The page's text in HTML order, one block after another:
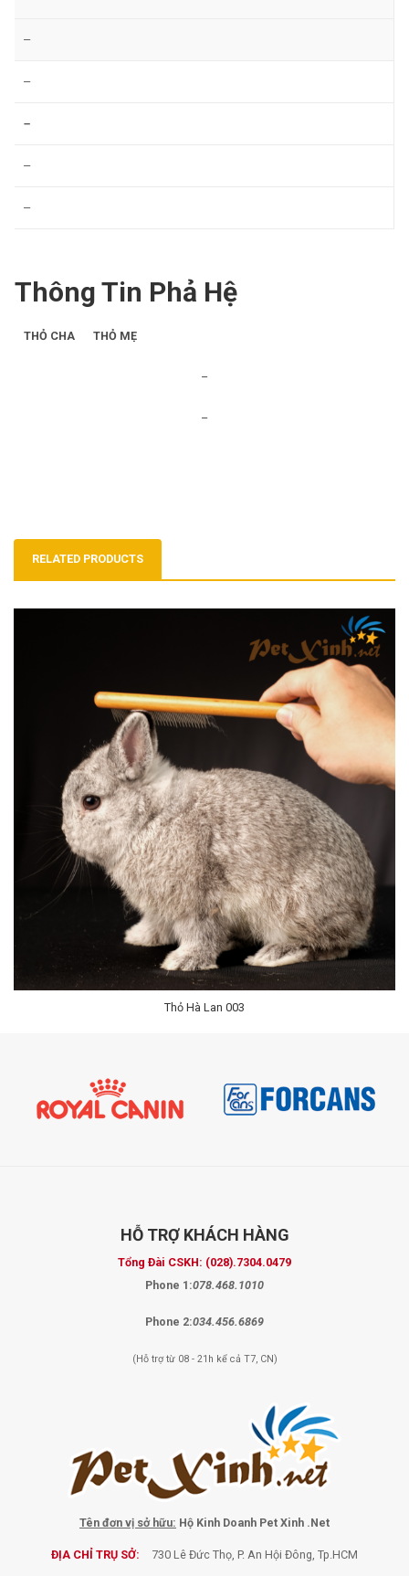
–
–
–
–
–
Thông Tin Phả Hệ
THỎ CHA THỎ MẸ
–
–
RELATED PRODUCTS
Thỏ Hà Lan 003
Liên Hệ
HỖ TRỢ KHÁCH HÀNG
Tổng Đài CSKH: (028).7304.0479
Phone 1:078.468.1010
Phone 2:034.456.6869
(Hỗ trợ từ 08 - 21h kể cả T7, CN)
Tên đơn vị sở hữu: Hộ Kinh Doanh Pet Xinh .Net
ĐỊA CHỈ TRỤ SỞ: 730 Lê Đức Thọ, P. An Hội Đông, Tp.HCM